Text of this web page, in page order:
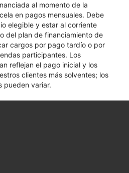
al momento de la
en pagos mensuales. Debe
elegible y estar al corriente
del plan de financiamiento de
cargos por pago tardío o por
participantes. Los
reflejan el pago inicial y los
clientes más solventes; los
pueden variar.